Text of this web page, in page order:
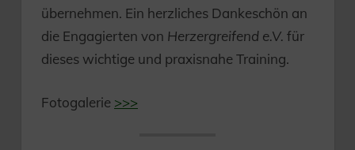
übernehmen. Ein herzliches Dankeschön an
die Engagierten von Herzergreifend e.V. für
dieses wichtige und praxisnahe Training.
Fotogalerie >>>